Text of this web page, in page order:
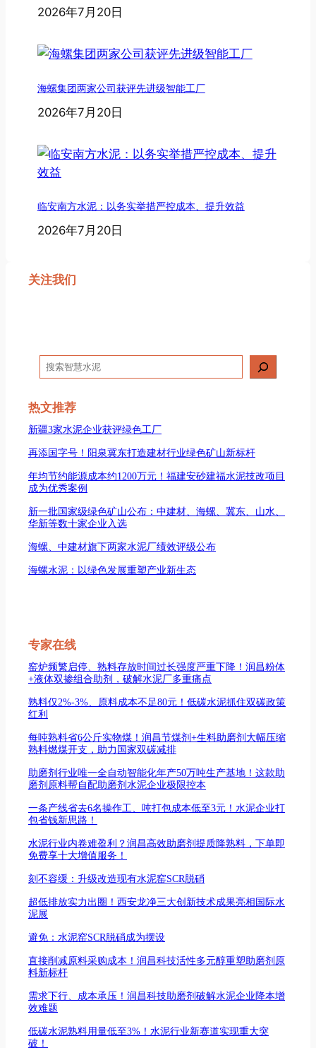
2026年7月20日
海螺集团两家公司获评先进级智能工厂
2026年7月20日
临安南方水泥：以务实举措严控成本、提升效益
2026年7月20日
关注我们
搜
索
热文推荐
新疆3家水泥企业获评绿色工厂
再添国字号！阳泉冀东打造建材行业绿色矿山新标杆
年均节约能源成本约1200万元！福建安砂建福水泥技改项目
成为优秀案例
新一批国家级绿色矿山公布：中建材、海螺、冀东、山水、
华新等数十家企业入选
海螺、中建材旗下两家水泥厂绩效评级公布
海螺水泥：以绿色发展重塑产业新生态
专家在线
窑炉频繁启停、熟料存放时间过长强度严重下降！润昌粉体
+液体双掺组合助剂，破解水泥厂多重痛点
熟料仅2%-3%、原料成本不足80元！低碳水泥抓住双碳政策
红利
每吨熟料省6公斤实物煤！润昌节煤剂+生料助磨剂大幅压缩
熟料燃煤开支，助力国家双碳减排
助磨剂行业唯一全自动智能化年产50万吨生产基地！这款助
磨剂原料帮自配助磨剂水泥企业极限控本
一条产线省去6名操作工、吨打包成本低至3元！水泥企业打
包省钱新思路！
水泥行业内卷难盈利？润昌高效助磨剂提质降熟料，下单即
免费享十大增值服务！
刻不容缓：升级改造现有水泥窑SCR脱硝
超低排放实力出圈！西安龙净三大创新技术成果亮相国际水
泥展
避免：水泥窑SCR脱硝成为摆设
直接削减原料采购成本！润昌科技活性多元醇重塑助磨剂原
料新标杆
需求下行、成本承压！润昌科技助磨剂破解水泥企业降本增
效难题
低碳水泥熟料用量低至3%！水泥行业新赛道实现重大突
破！